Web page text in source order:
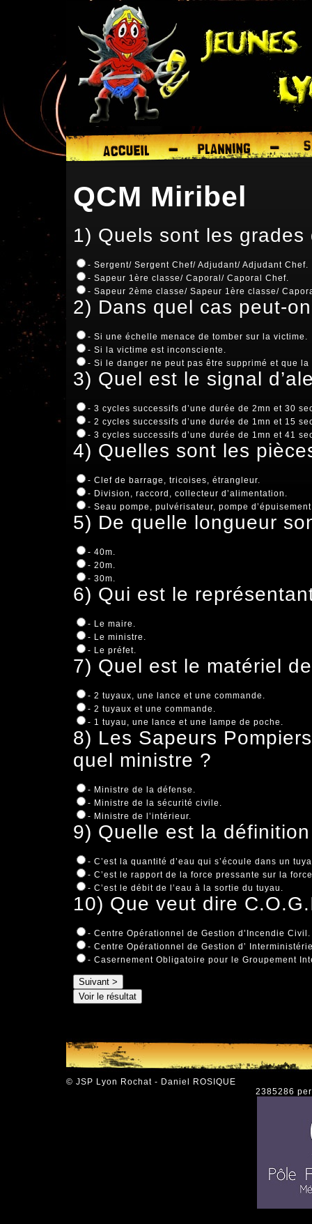
QCM Miribel
1) Quels sont les
- Sergent/ Sergent Chef/ Adjudant/ Adjudant Chef.
- Sapeur 1ère classe/ Caporal/ Caporal Chef.
- Sapeur 2ème classe/ Sapeur 1ère classe/
2) Dans quel cas peut-
- Si une échelle menace de tomber sur la victime.
- Si la victime est inconsciente.
- Si le danger ne peut pas être supprimé et que
3) Quel est le signal
- 3 cycles successifs d’une durée de 2mn et 30
- 2 cycles successifs d’une durée de 1mn et 15
- 3 cycles successifs d’une durée de 1mn et 41
4) Quelles sont les
- Clef de barrage, tricoises, étrangleur.
- Division, raccord, collecteur d’alimentation.
- Seau pompe, pulvérisateur, pompe
5) De quelle longueur
- 40m.
- 20m.
- 30m.
6) Qui est le
- Le maire.
- Le ministre.
- Le préfet.
7) Quel est le matériel
- 2 tuyaux, une lance et une commande.
- 2 tuyaux et une commande.
- 1 tuyau, une lance et une lampe de poche.
8) Les Sapeurs
quel ministre ?
- Ministre de la défense.
- Ministre de la sécurité civile.
- Ministre de l’intérieur.
9) Quelle est la
- C’est la quantité d’eau qui s’écoule dans un
- C’est le rapport de la force pressante sur la
- C’est le débit de l’eau à la sortie du tuyau.
10) Que veut dire
- Centre Opérationnel de Gestion d’Incendie Civil.
- Centre Opérationnel de Gestion d’
- Casernement Obligatoire pour le Groupement
© JSP Lyon Rochat - Daniel ROSIQUE
2385286